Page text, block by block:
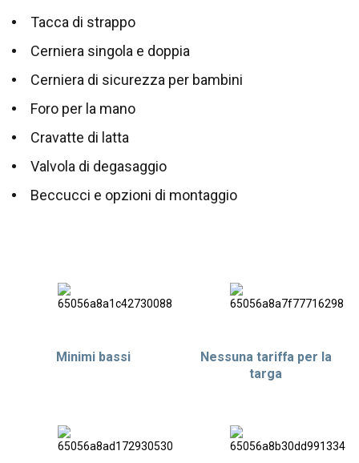
Tacca di strappo
Cerniera singola e doppia
Cerniera di sicurezza per bambini
Foro per la mano
Cravatte di latta
Valvola di degasaggio
Beccucci e opzioni di montaggio
Minimi bassi
Nessuna tariffa per la
targa